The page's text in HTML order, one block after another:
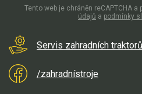
Servis zahradních traktorů
/zahradnístroje
Tento web je chráněn reCAPTCHA a
údajů a podmínky